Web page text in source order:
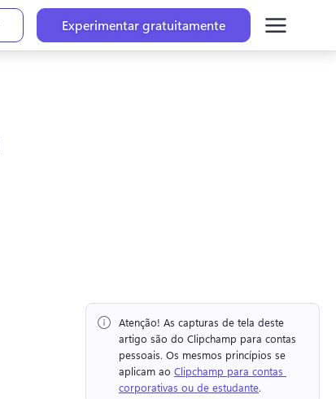
Experimentar gratuitamente
Atenção! As capturas de tela deste
artigo são do Clipchamp para contas
pessoais. Os mesmos princípios se
aplicam ao Clipchamp para contas
corporativas ou de estudante.